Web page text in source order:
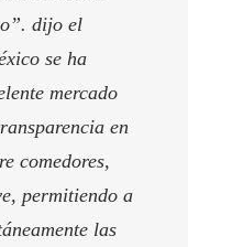
dijo el
se ha
mercado
en
comedores,
permitiendo a
las